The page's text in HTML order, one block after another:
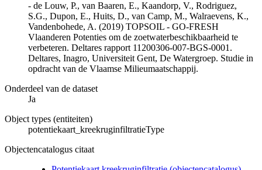
- de Louw, P., van Baaren, E., Kaandorp, V., Rodriguez,
S.G., Dupon, E., Huits, D., van Camp, M., Walraevens, K.,
Vandenbohede, A. (2019) TOPSOIL - GO-FRESH
Vlaanderen Potenties om de zoetwaterbeschikbaarheid te
verbeteren. Deltares rapport 11200306-007-BGS-0001.
Deltares, Inagro, Universiteit Gent, De Watergroep. Studie in
opdracht van de Vlaamse Milieumaatschappij.
Onderdeel van de dataset
Ja
Object types (entiteiten)
potentiekaart_kreekruginfiltratieType
Objectencatalogus citaat